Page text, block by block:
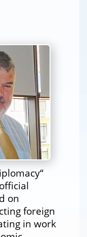
on
foreign
in work